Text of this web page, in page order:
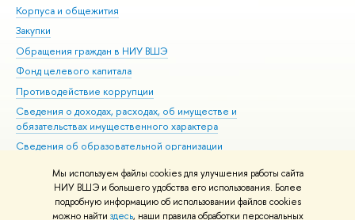
Мы используем файлы cookies для улучшения работы сайта
НИУ ВШЭ и большего удобства его использования. Более
подробную информацию об использовании файлов cookies
можно найти здесь, наши правила обработки персональных
Корпуса и общежития
Закупки
Обращения граждан в НИУ ВШЭ
Фонд целевого капитала
Противодействие коррупции
Сведения о доходах, расходах, об имуществе и
обязательствах имущественного характера
Сведения об образовательной организации
Людям с ограниченными возможностями здоровья
Единая платежная страница
Работа в Вышке